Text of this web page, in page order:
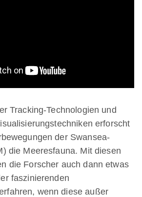
Tracking-Technologien und
erforscht
der Swansea-
die Meeresfauna. Mit diesen
die Forscher auch dann etwas
faszinierenden
wenn diese außer